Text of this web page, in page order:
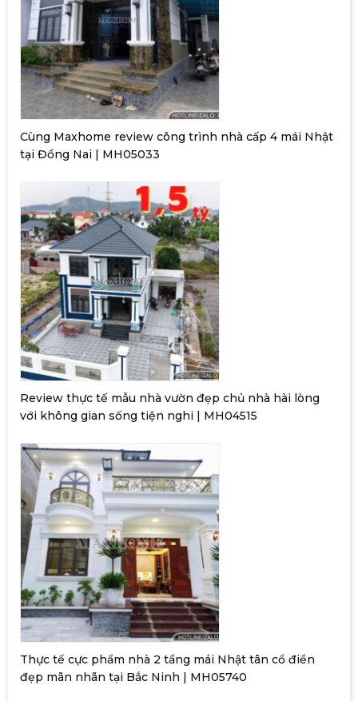
Cùng Maxhome review công trình nhà cấp 4 mái Nhật
tại Đồng Nai | MH05033
Review thực tế mẫu nhà vườn đẹp chủ nhà hài lòng
với không gian sống tiện nghi | MH04515
Thực tế cực phẩm nhà 2 tầng mái Nhật tân cổ điển
đẹp mãn nhãn tại Bắc Ninh | MH05740